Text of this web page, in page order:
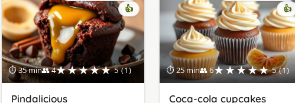
⏱ 35 min👥 4★★★★★ 5 (1)
👍
Pindalicious
⏱ 25 min👥 6★★★★★ 5 (1)
👍
Coca-cola cupcakes